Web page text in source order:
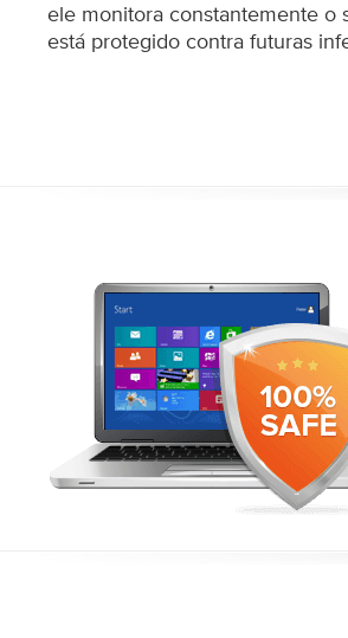
ele monitora constantemente o
está protegido contra futuras